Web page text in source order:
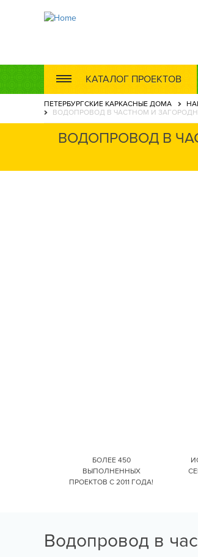
КАТАЛОГ ПРОЕКТОВ
ПЕТЕРБУРГСКИЕ КАРКАСНЫЕ ДОМА
ВОДОПРОВОД В ЧАСТНОМ И
ВОДОПРОВОД В
БОЛЕЕ 450
ВЫПОЛНЕННЫХ
ПРОЕКТОВ С 2011 ГОДА!
Водопровод в